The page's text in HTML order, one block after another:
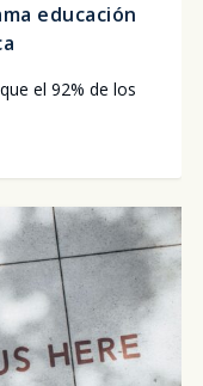
educación
el 92% de los